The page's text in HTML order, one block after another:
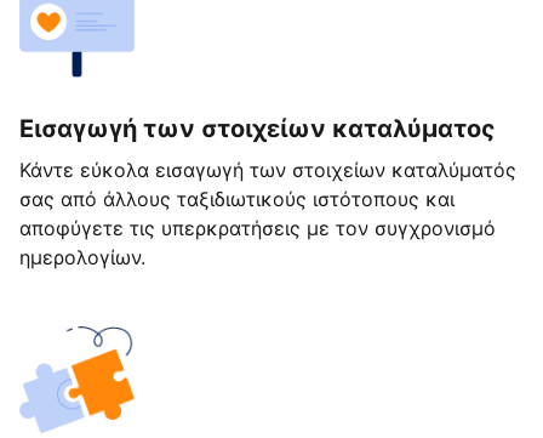
Εισαγωγή των στοιχείων καταλύματος
Κάντε εύκολα εισαγωγή των στοιχείων καταλύματός
σας από άλλους ταξιδιωτικούς ιστότοπους και
αποφύγετε τις υπερκρατήσεις με τον συγχρονισμό
ημερολογίων.